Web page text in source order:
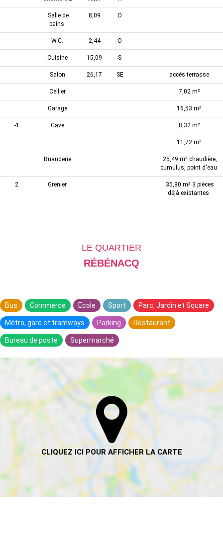
Salle de
bains
8,09 O
W.C. 2,44 O
Cuisine 15,09 S
Salon 26,17 SE accès terrasse
Cellier 7,02 m²
Garage 16,53 m²
-1 Cave 8,32 m²
11,72 m²
Buanderie
25,49 m² chaudière,
cumulus, point d'eau
2 Grenier
35,80 m² 3 pièces
déjà existantes
LE QUARTIER
RÉBÉNACQ
Bus Commerce Ecole Sport Parc, Jardin et Square
Métro, gare et tramways Parking Restaurant
Bureau de poste Supermarché